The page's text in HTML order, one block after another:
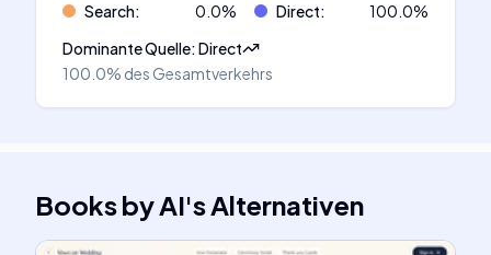
Search: 0.0% Direct: 100.0%
Dominante Quelle:Direct
100.0% des Gesamtverkehrs
Books by AI'sAlternativen